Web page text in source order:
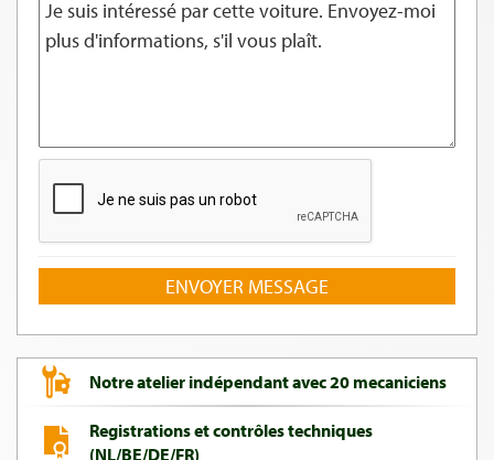
ENVOYER MESSAGE
Notre atelier indépendant avec 20 mecaniciens
Registrations et contrôles techniques
(NL/BE/DE/FR)